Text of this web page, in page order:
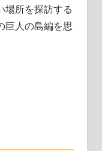
所を探訪する
巨人の島編を思